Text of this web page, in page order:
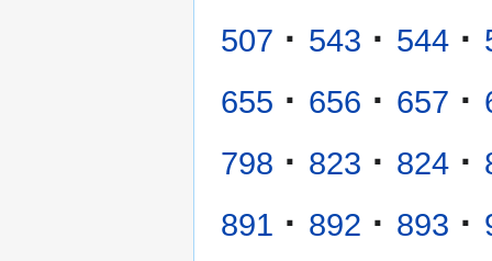
507 · 543 · 544 ·
655 · 656 · 657 ·
798 · 823 · 824 ·
891 · 892 · 893 ·